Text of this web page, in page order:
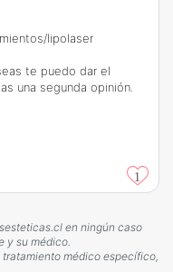
lipolaser
te puedo dar el
una segunda opinión.
1
en ningún caso
y su médico.
médico específico,